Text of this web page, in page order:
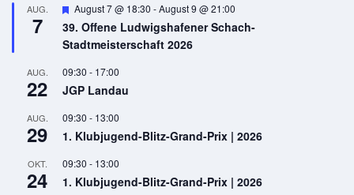
AUG.
7
Hervorgehoben
August 7 @ 18:30 -August 9 @ 21:00
39. Offene Ludwigshafener Schach-
Stadtmeisterschaft 2026
AUG.
22
09:30 - 17:00
JGP Landau
AUG.
29
09:30 - 13:00
1. Klubjugend-Blitz-Grand-Prix | 2026
OKT.
24
09:30 - 13:00
1. Klubjugend-Blitz-Grand-Prix | 2026